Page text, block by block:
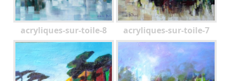
acryliques-sur-toile-8 acryliques-sur-toile-7